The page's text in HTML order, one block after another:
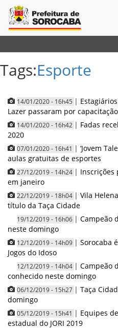
Tags:Esporte
14/01/2020 - 16h45 |
Lazer passaram por capacitação
14/01/2020 - 16h42 | Fadas
2020
07/01/2020 - 16h41 | ‘Jovem
aulas gratuitas de esportes
27/12/2019 - 14h24 | Inscrições
em janeiro
22/12/2019 - 18h04 | Vila
título da Taça Cidade
19/12/2019 - 16h06 | Campeão
neste domingo
12/12/2019 - 14h09 | Sorocaba
Jogos do Idoso
12/12/2019 - 14h04 | Campeão
conhecido neste domingo
06/12/2019 - 15h27 | Taça
domingo
05/12/2019 - 15h41 | Equipes
estadual do JORI 2019